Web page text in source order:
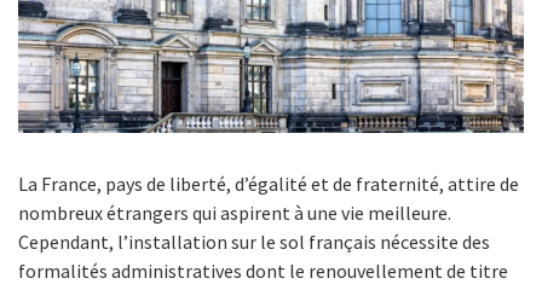
La France, pays de liberté, d’égalité et de fraternité, attire de
nombreux étrangers qui aspirent à une vie meilleure.
Cependant, l’installation sur le sol français nécessite des
formalités administratives dont le renouvellement de titre